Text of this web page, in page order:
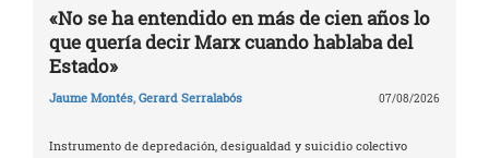
«No se ha entendido en más de cien años lo
que quería decir Marx cuando hablaba del
Estado»
Jaume Montés, Gerard Serralabós 07/08/2026
Instrumento de depredación, desigualdad y suicidio colectivo